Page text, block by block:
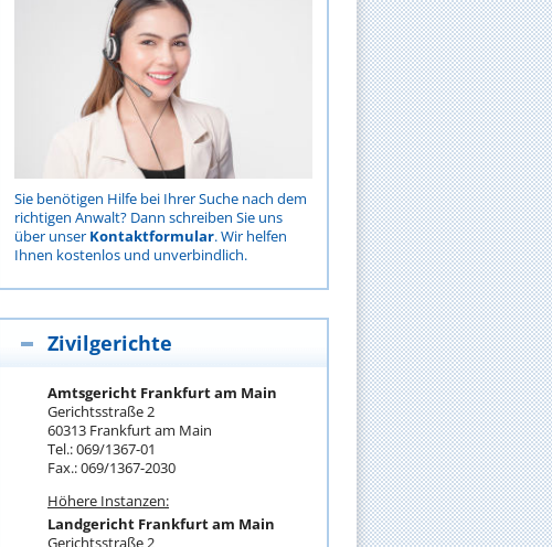
Sie benötigen Hilfe bei Ihrer Suche nach dem
richtigen Anwalt? Dann schreiben Sie uns
über unser Kontaktformular. Wir helfen
Ihnen kostenlos und unverbindlich.
Zivilgerichte
Amtsgericht Frankfurt am Main
Gerichtsstraße 2
60313 Frankfurt am Main
Tel.: 069/1367-01
Fax.: 069/1367-2030
Höhere Instanzen:
Landgericht Frankfurt am Main
Gerichtsstraße 2